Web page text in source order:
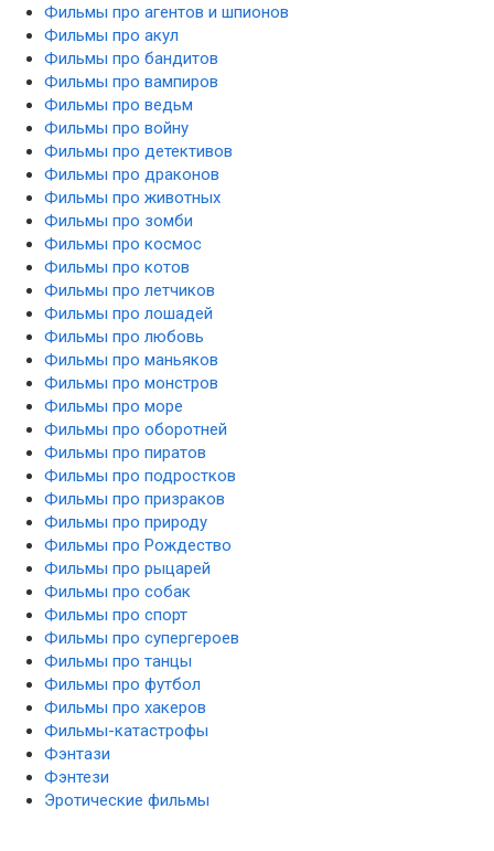
Фильмы про агентов и шпионов
Фильмы про акул
Фильмы про бандитов
Фильмы про вампиров
Фильмы про ведьм
Фильмы про войну
Фильмы про детективов
Фильмы про драконов
Фильмы про животных
Фильмы про зомби
Фильмы про космос
Фильмы про котов
Фильмы про летчиков
Фильмы про лошадей
Фильмы про любовь
Фильмы про маньяков
Фильмы про монстров
Фильмы про море
Фильмы про оборотней
Фильмы про пиратов
Фильмы про подростков
Фильмы про призраков
Фильмы про природу
Фильмы про Рождество
Фильмы про рыцарей
Фильмы про собак
Фильмы про спорт
Фильмы про супергероев
Фильмы про танцы
Фильмы про футбол
Фильмы про хакеров
Фильмы-катастрофы
Фэнтази
Фэнтези
Эротические фильмы